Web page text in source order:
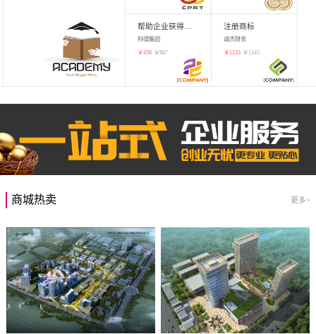
科德集团
￥456 ￥887
注册商标
诚杰财务
￥ 1233 ￥ 1345
商城热卖 更多>